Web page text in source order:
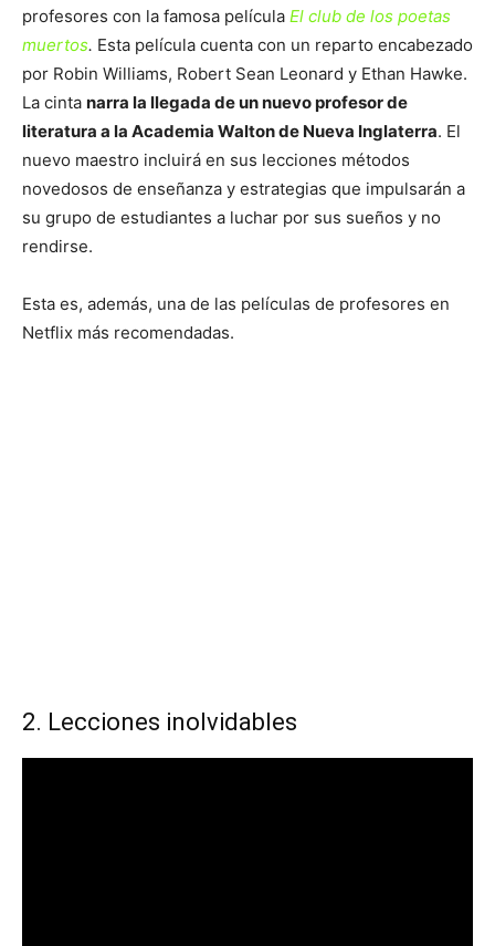
profesores con la famosa película El club de los poetas
muertos. Esta película cuenta con un reparto encabezado
por Robin Williams, Robert Sean Leonard y Ethan Hawke.
La cinta narra la llegada de un nuevo profesor de
literatura a la Academia Walton de Nueva Inglaterra. El
nuevo maestro incluirá en sus lecciones métodos
novedosos de enseñanza y estrategias que impulsarán a
su grupo de estudiantes a luchar por sus sueños y no
rendirse.
Esta es, además, una de las películas de profesores en
Netflix más recomendadas.
2. Lecciones inolvidables